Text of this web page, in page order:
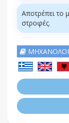
Αποτρέπει το
στροφές.